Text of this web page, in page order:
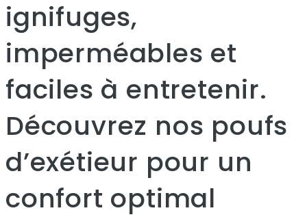
ignifuges,
imperméables et
faciles à entretenir.
Découvrez nos poufs
d’exétieur pour un
confort optimal